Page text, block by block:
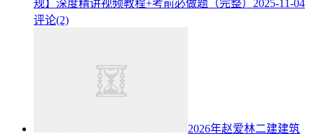
规】深度精讲视频教程+考前必做题（完整） 2025-11-04
评论(2)
2026年赵爱林二建建筑